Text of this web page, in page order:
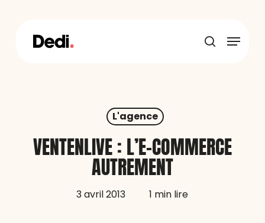
recherche
Menu
L'agence
VENTENLIVE : L’E-COMMERCE
AUTREMENT
3 avril 2013 1 min lire